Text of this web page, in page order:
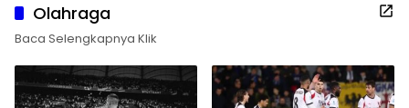
Olahraga
Baca Selengkapnya Klik